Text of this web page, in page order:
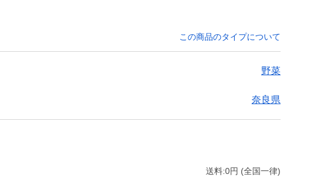
この商品のタイプについて
野菜
奈良県
送料:0円 (全国一律)